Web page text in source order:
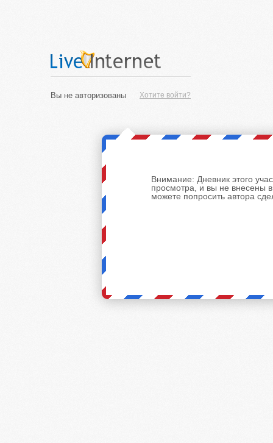
Хотите войти?
Вы не авторизованы
Внимание: Дневник этого
просмотра, и вы не внесены
можете попросить автора